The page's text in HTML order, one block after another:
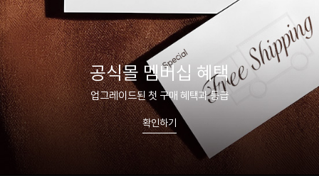
올데이볼류머 신상 출시
누적 판매 35만 장 스테디셀러
쇼핑하기